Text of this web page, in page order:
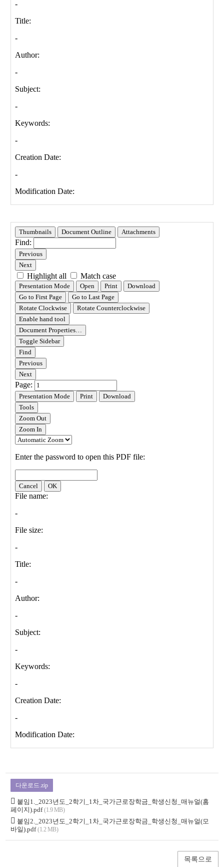
다운로드.zip
붙임1._2023년도_2학기_1차_국가근로장학금_학생신청_매뉴얼(홈
페이지).pdf (1.9 MB)
붙임2._2023년도_2학기_1차_국가근로장학금_학생신청_매뉴얼(모
바일).pdf (1.2 MB)
목록으로